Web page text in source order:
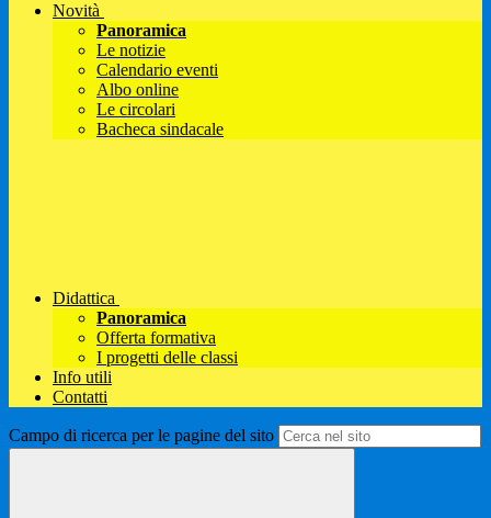
Novità
Panoramica
Le notizie
Calendario eventi
Albo online
Le circolari
Bacheca sindacale
Didattica
Panoramica
Offerta formativa
I progetti delle classi
Info utili
Contatti
Campo di ricerca per le pagine del sito